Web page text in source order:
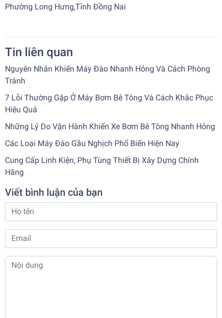
Phường Long Hưng,Tỉnh Đồng Nai
Tin liên quan
Nguyên Nhân Khiến Máy Đào Nhanh Hỏng Và Cách Phòng
Tránh
7 Lỗi Thường Gặp Ở Máy Bơm Bê Tông Và Cách Khắc Phục
Hiệu Quả
Những Lý Do Vận Hành Khiến Xe Bơm Bê Tông Nhanh Hỏng
Các Loại Máy Đào Gầu Nghịch Phổ Biến Hiện Nay
Cung Cấp Linh Kiện, Phụ Tùng Thiết Bị Xây Dựng Chính
Hãng
Viết bình luận của bạn